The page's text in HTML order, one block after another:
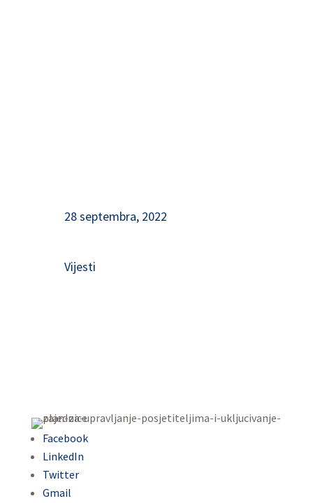
28 septembra, 2022
Vijesti
Facebook
LinkedIn
Twitter
Gmail